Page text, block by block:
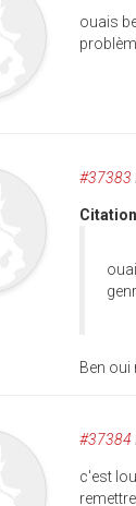
ouais
#37383
Citation
Ben oui
#37384
c'est